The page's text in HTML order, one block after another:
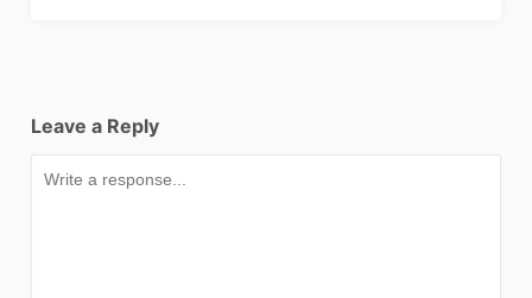
Leave a Reply